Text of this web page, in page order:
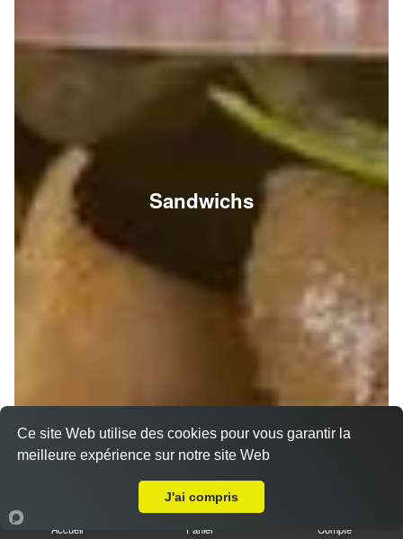
Sandwichs
Accueil Panier Compte
Ce site Web utilise des cookies pour vous garantir la
meilleure expérience sur notre site Web
J'ai compris